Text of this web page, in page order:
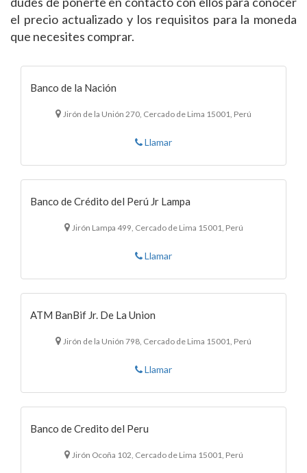
el precio actualizado y los requisitos para la moneda
que necesites comprar.
Banco de la Nación
Jirón de la Unión 270, Cercado de Lima 15001, Perú
Llamar
Banco de Crédito del Perú Jr Lampa
Jirón Lampa 499, Cercado de Lima 15001, Perú
Llamar
ATM BanBif Jr. De La Union
Jirón de la Unión 798, Cercado de Lima 15001, Perú
Llamar
Banco de Credito del Peru
Jirón Ocoña 102, Cercado de Lima 15001, Perú